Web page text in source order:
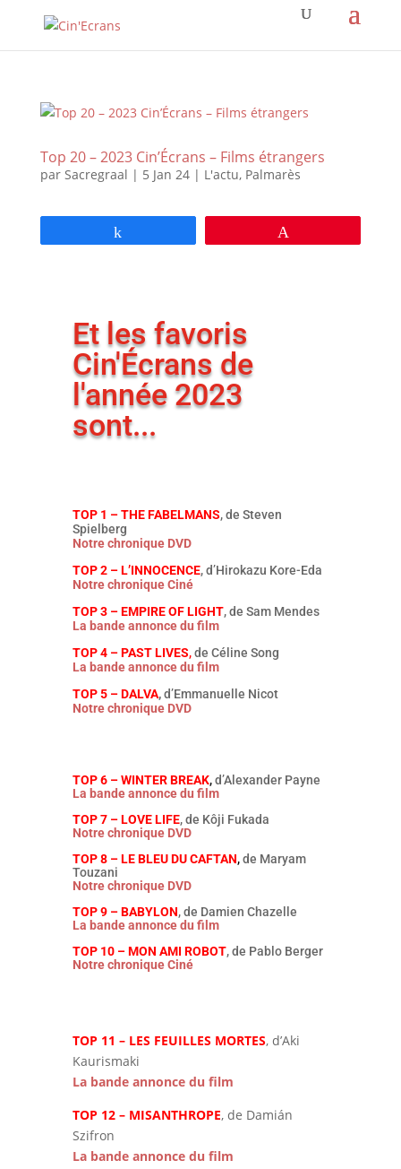
Top 20 – 2023 Cin’Écrans – Films étrangers
par Sacregraal | 5 Jan 24| L'actu, Palmarès
Et les favoris
Cin'Écrans de
l'année 2023
sont...
TOP 1 – THE FABELMANS, de Steven
Spielberg
Notre chronique DVD
TOP 2 – L’INNOCENCE, d’Hirokazu Kore-Eda
Notre chronique Ciné
TOP 3 – EMPIRE OF LIGHT, de Sam Mendes
La bande annonce du film
TOP 4 – PAST LIVES,de Céline Song
La bande annonce du film
TOP 5 – DALVA,d’Emmanuelle Nicot
Notre chronique DVD
TOP 6 – WINTER BREAK,d’Alexander Payne
La bande annonce du film
TOP 7 – LOVE LIFE, de Kôji Fukada
Notre chronique DVD
TOP 8 – LE BLEU DU CAFTAN,de Maryam
Touzani
Notre chronique DVD
TOP 9 – BABYLON, de Damien Chazelle
La bande annonce du film
TOP 10 – MON AMI ROBOT, de Pablo Berger
Notre chronique Ciné
TOP 11 – LES FEUILLES MORTES, d’Aki
Kaurismaki
La bande annonce du film
TOP 12 – MISANTHROPE, de Damián
Szifron
La bande annonce du film